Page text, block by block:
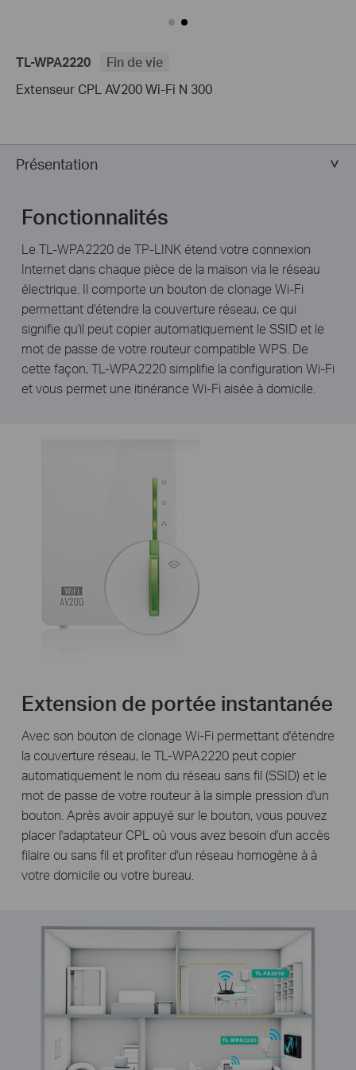
TL-WPA2220
Fin de vie
Extenseur CPL AV200 Wi-Fi N 300
Présentation
Fonctionnalités
Le TL-WPA2220 de TP-LINK étend votre connexion
Internet dans chaque pièce de la maison via le réseau
électrique. Il comporte un bouton de clonage Wi-Fi
permettant d'étendre la couverture réseau, ce qui
signifie qu'il peut copier automatiquement le SSID et le
mot de passe de votre routeur compatible WPS. De
cette façon, TL-WPA2220 simplifie la configuration Wi-Fi
et vous permet une itinérance Wi-Fi aisée à domicile.
Extension de portée instantanée
Avec son bouton de clonage Wi-Fi permettant d'étendre
la couverture réseau, le TL-WPA2220 peut copier
automatiquement le nom du réseau sans fil (SSID) et le
mot de passe de votre routeur à la simple pression d'un
bouton. Après avoir appuyé sur le bouton, vous pouvez
placer l'adaptateur CPL où vous avez besoin d'un accès
filaire ou sans fil et profiter d'un réseau homogène à à
votre domicile ou votre bureau.